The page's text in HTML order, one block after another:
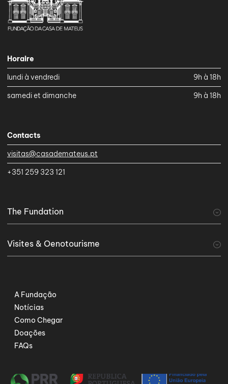
Horaire
lundi à vendredi
9h à 18h
samedi et dimanche
9h à 18h
Contacts
visitas@casademateus.pt
+351 259 323 121
The Fundation
Visites & Oenotourisme
Serviços Especiais
A Fundação
Notícias
Como Chegar
Doações
FAQs